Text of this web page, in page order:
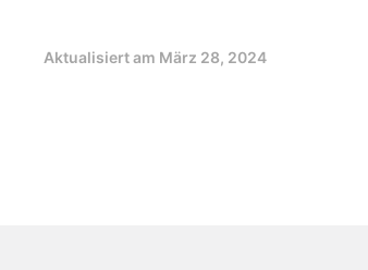
Aktualisiert am März 28, 2024